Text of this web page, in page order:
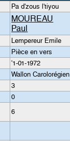
Pa d'zous l'tiyou
MOUREAU
Paul
Lempereur Emile
Pièce en vers
'1-01-1972
Wallon Carolorégien
3
0
6